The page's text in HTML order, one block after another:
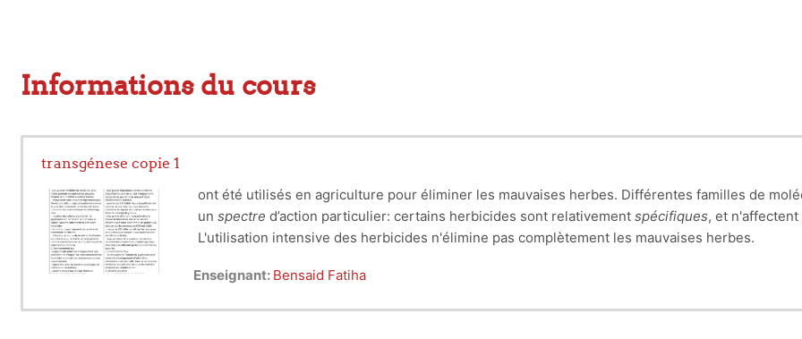
Informations du cours
transgénese copie 1
ont été utilisés en agriculture pour éliminer les mauvaises herbes. Différentes familles de
un spectre d’action particulier: certains herbicides sont relativement spécifiques, et
L'utilisation intensive des herbicides n'élimine pas complètement les mauvaises herbes.
particulier. Ces cultures tolérantes à un herbicide ont été largement adoptées par les
Enseignant: Bensaid Fatiha